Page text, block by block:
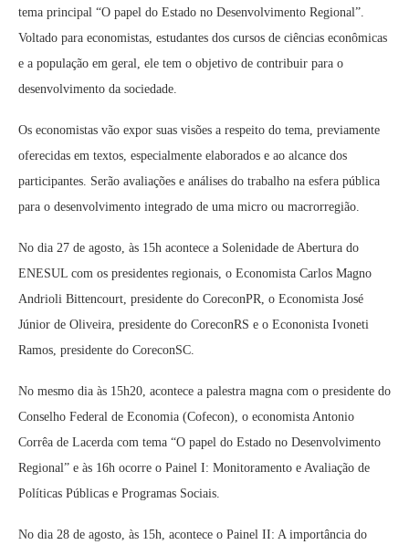
tema principal “O papel do Estado no Desenvolvimento Regional”.
Voltado para economistas, estudantes dos cursos de ciências econômicas
e a população em geral, ele tem o objetivo de contribuir para o
desenvolvimento da sociedade.
Os economistas vão expor suas visões a respeito do tema, previamente
oferecidas em textos, especialmente elaborados e ao alcance dos
participantes. Serão avaliações e análises do trabalho na esfera pública
para o desenvolvimento integrado de uma micro ou macrorregião.
No dia 27 de agosto, às 15h acontece a Solenidade de Abertura do
ENESUL com os presidentes regionais, o Economista Carlos Magno
Andrioli Bittencourt, presidente do CoreconPR, o Economista José
Júnior de Oliveira, presidente do CoreconRS e o Econonista Ivoneti
Ramos, presidente do CoreconSC.
No mesmo dia às 15h20, acontece a palestra magna com o presidente do
Conselho Federal de Economia (Cofecon), o economista Antonio
Corrêa de Lacerda com tema “O papel do Estado no Desenvolvimento
Regional” e às 16h ocorre o Painel I: Monitoramento e Avaliação de
Políticas Públicas e Programas Sociais.
No dia 28 de agosto, às 15h, acontece o Painel II: A importância do